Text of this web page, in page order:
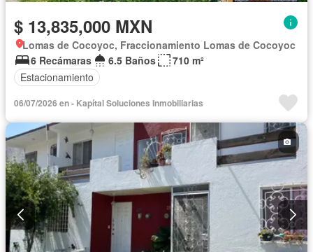
$ 13,835,000 MXN
Lomas de Cocoyoc, Fraccionamiento Lomas de Cocoyoc
6 Recámaras
6.5 Baños
710 m²
Estacionamiento
06/07/2026 en - Kapítal Soluciones Inmobiliarias